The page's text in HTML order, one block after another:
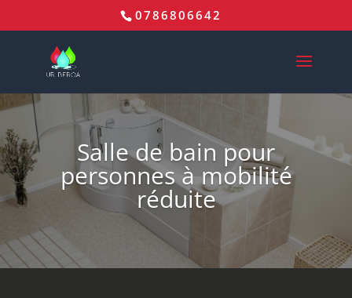
0786806642
Salle de bain pour
personnes à mobilité
réduite